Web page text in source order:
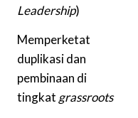
Leadership)
Memperketat
duplikasi dan
pembinaan di
tingkat grassroots